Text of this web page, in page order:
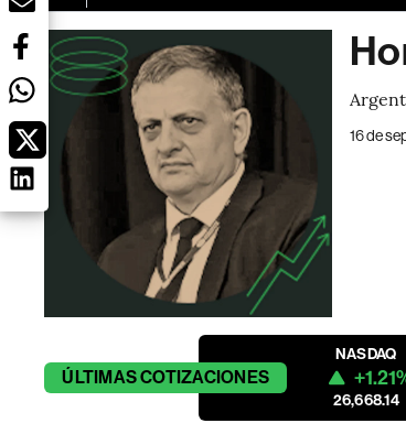
16 de
ÚLTIMASCOTIZACIONES
NASDAQ
26,668.14